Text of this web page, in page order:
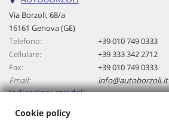
Via Borzoli, 68/a
16161 Genova (GE)
Telefono:
+39 010 749 0333
Cellulare:
+39 333 342 2712
Fax:
+39 010 749 0333
Email:
info@autoborzoli.it
Indicazioni stradali
Cookie policy